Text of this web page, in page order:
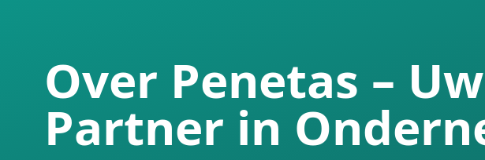
Over Penetas – Uw
Partner in